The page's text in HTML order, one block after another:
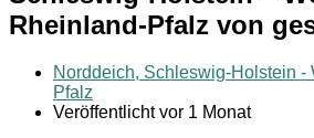
Rheinland-Pfalz von
Norddeich, Schleswig-Holstein -
Pfalz
Veröffentlicht vor 1 Monat